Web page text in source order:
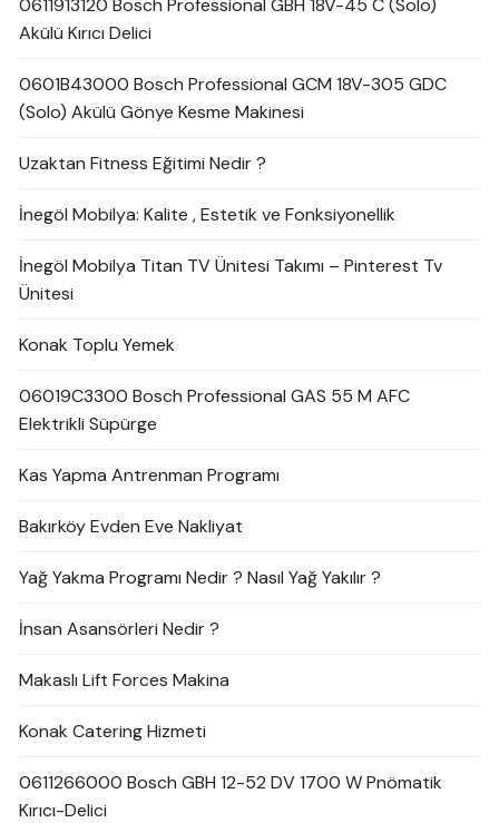
Akülü Kırıcı Delici
0601B43000 Bosch Professional GCM 18V-305 GDC
(Solo) Akülü Gönye Kesme Makinesi
Uzaktan Fitness Eğitimi Nedir ?
İnegöl Mobilya: Kalite , Estetik ve Fonksiyonellik
İnegöl Mobilya Titan TV Ünitesi Takımı – Pinterest Tv
Ünitesi
Konak Toplu Yemek
06019C3300 Bosch Professional GAS 55 M AFC
Elektrikli Süpürge
Kas Yapma Antrenman Programı
Bakırköy Evden Eve Nakliyat
Yağ Yakma Programı Nedir ? Nasıl Yağ Yakılır ?
İnsan Asansörleri Nedir ?
Makaslı Lift Forces Makina
Konak Catering Hizmeti
0611266000 Bosch GBH 12-52 DV 1700 W Pnömatik
Kırıcı-Delici